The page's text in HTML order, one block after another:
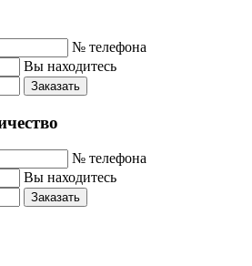
№ телефона
Вы находитесь
Заказать
№ телефона
Вы находитесь
Заказать